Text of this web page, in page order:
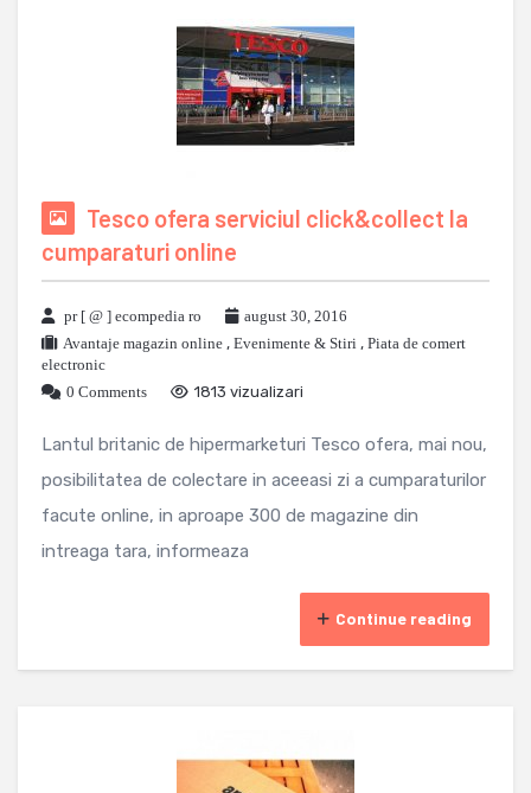
Tesco ofera serviciul click&collect la
cumparaturi online
pr [ @ ] ecompedia ro
august 30, 2016
Avantaje magazin online , Evenimente & Stiri , Piata de comert
electronic
0 Comments
1813 vizualizari
Lantul britanic de hipermarketuri Tesco ofera, mai nou,
posibilitatea de colectare in aceeasi zi a cumparaturilor
facute online, in aproape 300 de magazine din
intreaga tara, informeaza
Continue reading